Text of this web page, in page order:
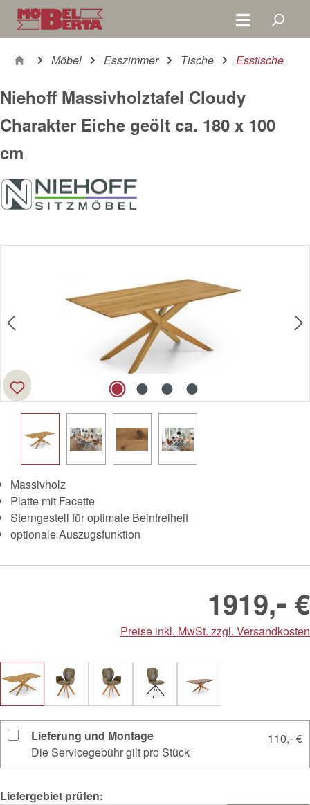
Zum Hauptinhalt springen
Möbel Esszimmer Tische Esstische
Niehoff Massivholztafel Cloudy
Charakter Eiche geölt ca. 180 x 100
cm
Massivholz
Platte mit Facette
Sterngestell für optimale Beinfreiheit
optionale Auszugsfunktion
1919,- €
Preise inkl. MwSt. zzgl. Versandkosten
Lieferung und Montage
Die Servicegebühr gilt pro Stück
110,-€
Liefergebiet prüfen: